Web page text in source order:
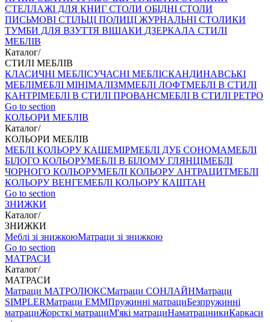
СТЕЛЛАЖІ ДЛЯ КНИГ СТОЛИ ОБІДНІ СТОЛИ
ПИСЬМОВІ СТІЛЬЦI ПОЛИЦІ ЖУРНАЛЬНІ СТОЛИКИ
ТУМБИ ДЛЯ ВЗУТТЯ ВІШАКИ ДЗЕРКАЛА СТИЛІ
МЕБЛІВ
Каталог/
СТИЛІ МЕБЛІВ
КЛАСИЧНІ МЕБЛІСУЧАСНІ МЕБЛІСКАНДИНАВСЬКІ
МЕБЛІМЕБЛІ МІНІМАЛІЗММЕБЛІ ЛОФТМЕБЛІ В СТИЛІ
КАНТРІМЕБЛІ В СТИЛІ ПРОВАНСМЕБЛІ В СТИЛІ РЕТРО
Go to section
КОЛЬОРИ МЕБЛІВ
Каталог/
КОЛЬОРИ МЕБЛІВ
МЕБЛІ КОЛЬОРУ КАШЕМІРМЕБЛІ ДУБ СОНОМАМЕБЛІ
БІЛОГО КОЛЬОРУМЕБЛІ В БІЛОМУ ГЛЯНЦІМЕБЛІ
ЧОРНОГО КОЛЬОРУМЕБЛІ КОЛЬОРУ АНТРАЦИТМЕБЛІ
КОЛЬОРУ ВЕНГЕМЕБЛІ КОЛЬОРУ КАШТАН
Go to section
ЗНИЖКИ
Каталог/
ЗНИЖКИ
Меблі зі знижкоюМатраци зі знижкою
Go to section
МАТРАСИ
Каталог/
МАТРАСИ
Матраци МАТРОЛЮКСМатраци СОНЛАЙНМатраци
SIMPLERМатраци ЕММПружинні матрациБезпружинні
матрациЖорсткі матрациМ'які матрациНаматрацникиКаркаси